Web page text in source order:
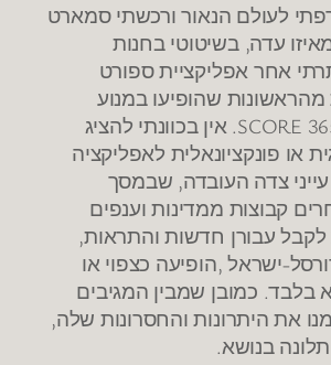
לעולם הנאור ורכשתי סמארט
עדה, בשיטוטי בחנות
אחר אפליקציית ספורט
מהראשונות שהופיעו במנוע
החיפוש, היא 365 SCORE. אין בכוונתי להציג
או פונקציונאלית לאפליקציה
צדה העובדה, שבמסך
קבוצות ממדינות וענפים
עבורן חדשות והתראות,
ישראל ,הופיעה כצפוי או
כמובן שמבין המגיבים
את היתרונות והחסרונות שלה,
בנושא.